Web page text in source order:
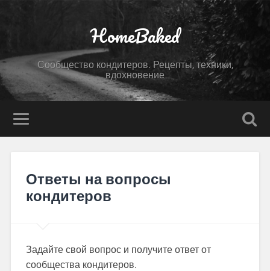
HomeBaked
Сообщество кондитеров. Рецепты, техники,
вдохновение
Ответы на вопросы
кондитеров
Задайте свой вопрос и получите ответ от
сообщества кондитеров.